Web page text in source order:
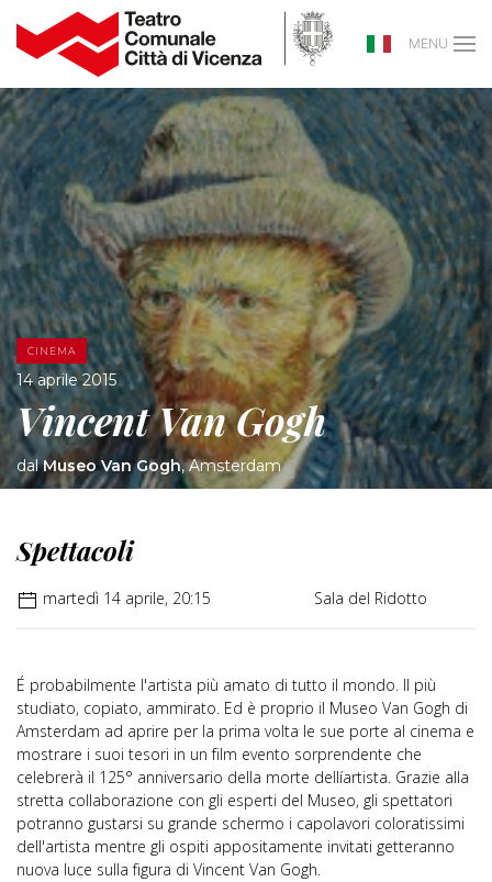
MENU
CINEMA
14 aprile 2015
Vincent Van Gogh
dalMuseo Van Gogh, Amsterdam
Spettacoli
martedì 14 aprile, 20:15 Sala del Ridotto
É probabilmente l'artista più amato di tutto il mondo. Il più
studiato, copiato, ammirato. Ed è proprio il Museo Van Gogh di
Amsterdam ad aprire per la prima volta le sue porte al cinema e
mostrare i suoi tesori in un film evento sorprendente che
celebrerà il 125° anniversario della morte dellíartista. Grazie alla
stretta collaborazione con gli esperti del Museo, gli spettatori
potranno gustarsi su grande schermo i capolavori coloratissimi
dell'artista mentre gli ospiti appositamente invitati getteranno
nuova luce sulla figura di Vincent Van Gogh.